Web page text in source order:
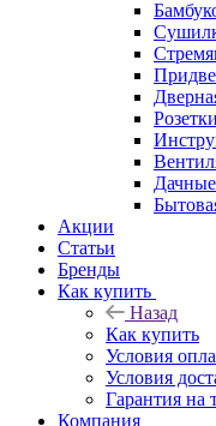
Акции
Статьи
Бренды
Как купить
Назад
Как купить
Условия
Условия
Гарантия на
Компания